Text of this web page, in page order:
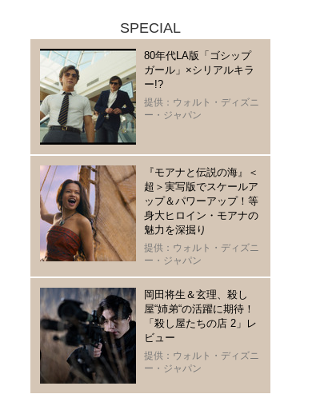
オクトパス”のメイキング映像公開！ 前作の配信も決定
SPECIAL
80年代LA版「ゴシップ
ガール」×シリアルキラ
ー!?
提供：ウォルト・ディズニ
ー・ジャパン
『モアナと伝説の海』＜
超＞実写版でスケールア
ップ＆パワーアップ！等
身大ヒロイン・モアナの
魅力を深掘り
提供：ウォルト・ディズニ
ー・ジャパン
岡田将生＆玄理、殺し
屋“姉弟“の活躍に期待！
「殺し屋たちの店 2」レ
ビュー
提供：ウォルト・ディズニ
ー・ジャパン